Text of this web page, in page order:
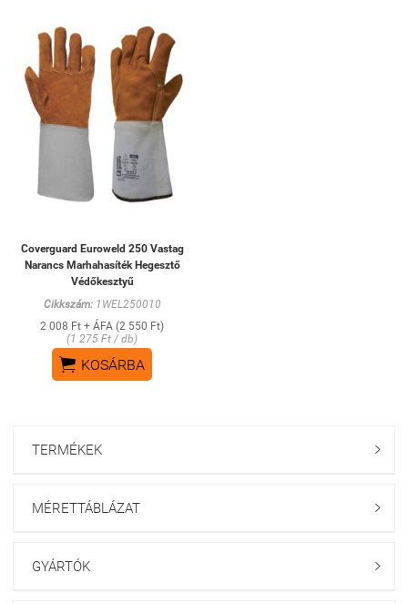
Coverguard Euroweld 250 Vastag
Narancs Marhahasíték Hegesztő
Védőkesztyű
Cikkszám:1WEL250010
2 008 Ft + ÁFA (2 550 Ft)
(1 275 Ft / db)
 KOSÁRBA
TERMÉKEK 
MÉRETTÁBLÁZAT 
GYÁRTÓK 